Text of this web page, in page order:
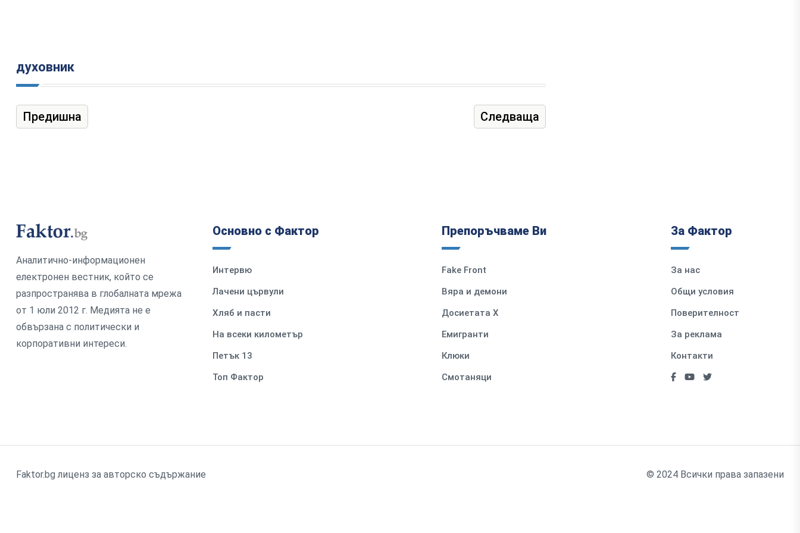
духовник
Предишна Следваща
Аналитично-информационен
електронен вестник, който се
разпространява в глобалната мрежа
от 1 юли 2012 г. Медията не е
обвързана с политически и
корпоративни интереси.
Основно с Фактор
Интервю
Лачени цървули
Хляб и пасти
На всеки километър
Петък 13
Топ Фактор
Препоръчваме Ви
Fake Front
Вяра и демони
Досиетата Х
Емигранти
Клюки
Смотаняци
За Фактор
За нас
Общи условия
Поверителност
За реклама
Контакти
Faktor.bg лиценз за авторско съдържание © 2024 Всички права запазени